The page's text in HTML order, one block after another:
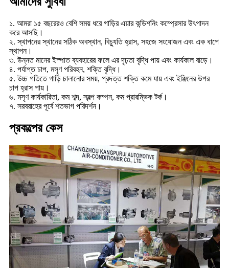
১. আমরা ১৫ বছরেরও বেশি সময় ধরে গাড়ির এয়ার কন্ডিশনিং কম্প্রেসার উৎপাদন
করে আসছি।
২. স্থাপনের স্থানের সঠিক অবস্থান, বিচ্যুতি হ্রাস, সহজে সংযোজন এবং এক ধাপে
স্থাপন।
৩. উন্নত মানের ইস্পাত ব্যবহারের ফলে এর দৃঢ়তা বৃদ্ধি পায় এবং কার্যকাল বাড়ে।
৪. পর্যাপ্ত চাপ, মসৃণ পরিবহন, শক্তি বৃদ্ধি।
৫. উচ্চ গতিতে গাড়ি চালানোর সময়, প্রদত্ত শক্তি কমে যায় এবং ইঞ্জিনের উপর
চাপ হ্রাস পায়।
৬. মসৃণ কার্যকারিতা, কম শব্দ, স্বল্প কম্পন, কম প্রারম্ভিক টর্ক।
৭. সরবরাহের পূর্বে শতভাগ পরিদর্শন।
প্রকল্পের কেস